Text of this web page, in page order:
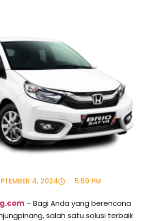
4, 2024 5:59 PM
– Bagi Anda yang berencana
salah satu solusi terbaik